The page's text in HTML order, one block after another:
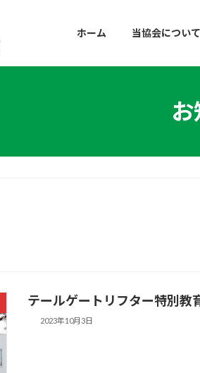
ホーム 当協会について
テールゲートリフター特別教
2023年10月3日